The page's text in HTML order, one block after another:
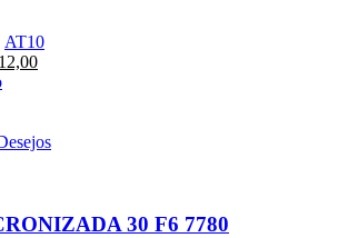
AT10
O
R$19.412,00.
30 F6 7780